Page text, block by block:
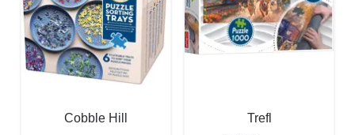
Cobble Hill
Trefl